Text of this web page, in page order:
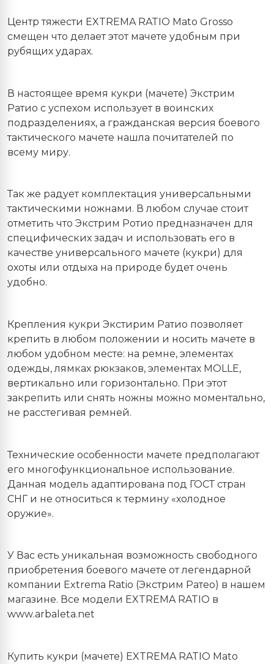
Центр тяжести EXTREMA RATIO Mato Grosso
смещен что делает этот мачете удобным при
рубящих ударах.
В настоящее время кукри (мачете) Экстрим
Ратио с успехом использует в воинских
подразделениях, а гражданская версия боевого
тактического мачете нашла почитателей по
всему миру.
Так же радует комплектация универсальными
тактическими ножнами. В любом случае стоит
отметить что Экстрим Ротио предназначен для
специфических задач и использовать его в
качестве универсального мачете (кукри) для
охоты или отдыха на природе будет очень
удобно.
Крепления кукри Экстирим Ратио позволяет
крепить в любом положении и носить мачете в
любом удобном месте: на ремне, элементах
одежды, лямках рюкзаков, элементах MOLLE,
вертикально или горизонтально. При этот
закрепить или снять ножны можно моментально,
не расстегивая ремней.
Технические особенности мачете предполагают
его многофункциональное использование.
Данная модель адаптирована под ГОСТ стран
СНГ и не относиться к термину «холодное
оружие».
У Вас есть уникальная возможность свободного
приобретения боевого мачете от легендарной
компании Extrema Ratio (Экстрим Ратео) в нашем
магазине. Все модели EXTREMA RATIO в
www.arbaleta.net
Купить кукри (мачете) EXTREMA RATIO Mato